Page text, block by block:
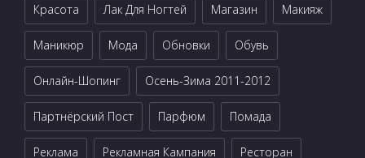
Красота Лак Для Ногтей Магазин Макияж
Маникюр Мода Обновки Обувь
Онлайн-Шопинг Осень-Зима 2011-2012
Партнёрский Пост Парфюм Помада
Реклама Рекламная Кампания Ресторан